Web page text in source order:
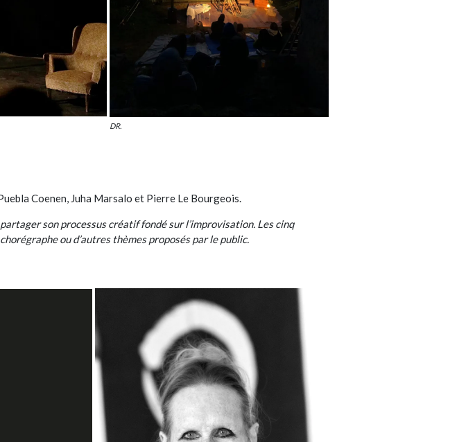
DR.
Coenen, Juha Marsalo et Pierre Le Bourgeois.
son processus créatif fondé sur l’improvisation. Les cinq
ou d’autres thèmes proposés par le public.